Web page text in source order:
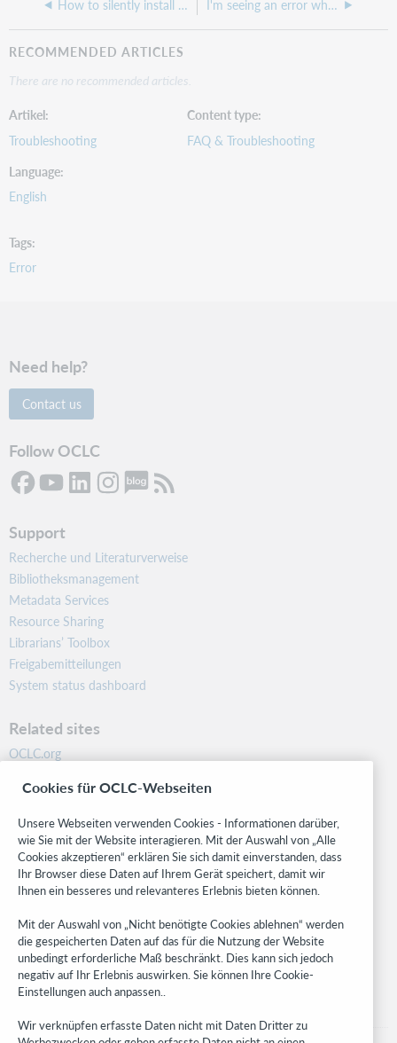
How to silently install the OCLC Cataloging AI Toolkit for Connexion client 3.1 I'm seeing an error when opening an authority record in my online save file
RECOMMENDED ARTICLES
There are no recommended articles.
Artikel
Troubleshooting
Content type
FAQ & Troubleshooting
Language
English
Tags
Error
Need help?
Contact us
Follow OCLC
Support
Recherche und Literaturverweise
Bibliotheksmanagement
Metadata Services
Resource Sharing
Librarians’ Toolbox
Freigabemitteilungen
System status dashboard
Related sites
OCLC.org
Community
Research
WebJunction
Developer Network
Stay in the know.
Get the latest product updates, research, events, and much more—
right to your inbox.
Subscribe now
Cookies für OCLC-Webseiten
Unsere Webseiten verwenden Cookies - Informationen darüber,
wie Sie mit der Website interagieren. Mit der Auswahl von „Alle
Cookies akzeptieren“ erklären Sie sich damit einverstanden, dass
Ihr Browser diese Daten auf Ihrem Gerät speichert, damit wir
Ihnen ein besseres und relevanteres Erlebnis bieten können.
Mit der Auswahl von „Nicht benötigte Cookies ablehnen“ werden
die gespeicherten Daten auf das für die Nutzung der Website
unbedingt erforderliche Maß beschränkt. Dies kann sich jedoch
negativ auf Ihr Erlebnis auswirken. Sie können Ihre Cookie-
Einstellungen auch anpassen..
Wir verknüpfen erfasste Daten nicht mit Daten Dritter zu